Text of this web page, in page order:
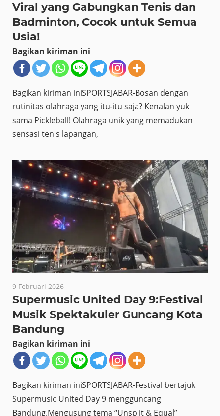
Viral yang Gabungkan Tenis dan
Badminton, Cocok untuk Semua
Usia!
Bagikan kiriman ini
Bagikan kiriman iniSPORTSJABAR-Bosan dengan
rutinitas olahraga yang itu-itu saja? Kenalan yuk
sama Pickleball! Olahraga unik yang memadukan
sensasi tenis lapangan,
9 Februari 2026
Supermusic United Day 9:Festival
Musik Spektakuler Guncang Kota
Bandung
Bagikan kiriman ini
Bagikan kiriman iniSPORTSJABAR-Festival bertajuk
Supermusic United Day 9 mengguncang
Bandung.Mengusung tema “Unsplit & Equal”